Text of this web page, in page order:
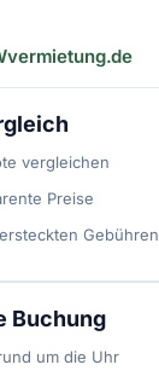
vergleichen
Preise
Gebühren
Buchung
um die Uhr